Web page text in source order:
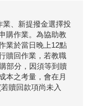
業、新提撥金選擇投
購作業。為協助教
業於當日晚上12點
贖回作業，若教職
部分，因須等到贖
本之考量，會在月
贖回款項尚未入